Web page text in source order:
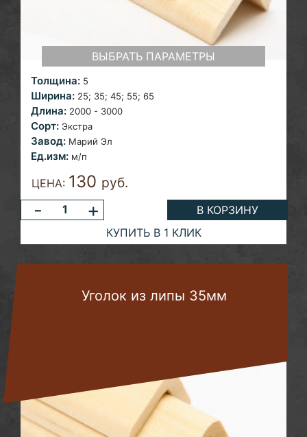
ВЫБРАТЬ ПАРАМЕТРЫ
Толщина: 5
Ширина: 25; 35; 45; 55; 65
Длина: 2000 - 3000
Сорт: Экстра
Завод: Марий Эл
Ед.изм: м/п
ЦЕНА: 130 руб.
- +
В КОРЗИНУ
КУПИТЬ В 1 КЛИК
Уголок из липы 35мм